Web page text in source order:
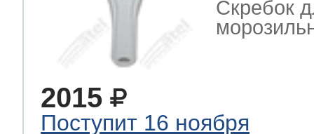
Скребок
2015
Поступит 16 ноября